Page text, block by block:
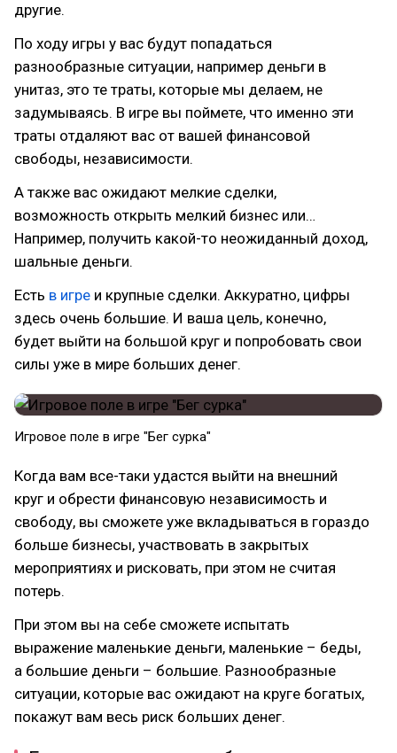
другие.
По ходу игры у вас будут попадаться
разнообразные ситуации, например деньги в
унитаз, это те траты, которые мы делаем, не
задумываясь. В игре вы поймете, что именно эти
траты отдаляют вас от вашей финансовой
свободы, независимости.
А также вас ожидают мелкие сделки,
возможность открыть мелкий бизнес или…
Например, получить какой-то неожиданный доход,
шальные деньги.
Есть в игре и крупные сделки. Аккуратно, цифры
здесь очень большие. И ваша цель, конечно,
будет выйти на большой круг и попробовать свои
силы уже в мире больших денег.
Игровое поле в игре "Бег сурка"
Когда вам все-таки удастся выйти на внешний
круг и обрести финансовую независимость и
свободу, вы сможете уже вкладываться в гораздо
больше бизнесы, участвовать в закрытых
мероприятиях и рисковать, при этом не считая
потерь.
При этом вы на себе сможете испытать
выражение маленькие деньги, маленькие – беды,
а большие деньги – большие. Разнообразные
ситуации, которые вас ожидают на круге богатых,
покажут вам весь риск больших денег.